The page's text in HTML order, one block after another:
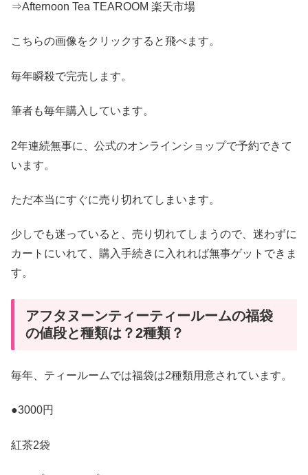
⇒Afternoon Tea TEAROOM 楽天市場
こちらの画像をクリックすると飛べます。
毎年瞬殺で完売します。
筆者も毎年購入しています。
2年連続無事に、公式のオンラインショップで予約できて
います。
ただ本当にすぐに売り切れてしまいます。
少しでも迷っていると、売り切れてしまうので、迷わずに
カートにいれて、購入手続きに入れれば無事ゲットできま
す。
アフタヌーンティーティールームの福袋
の値段と種類は？2種類？
毎年、ティールームでは福袋は2種類用意されています。
●3000円
紅茶2袋